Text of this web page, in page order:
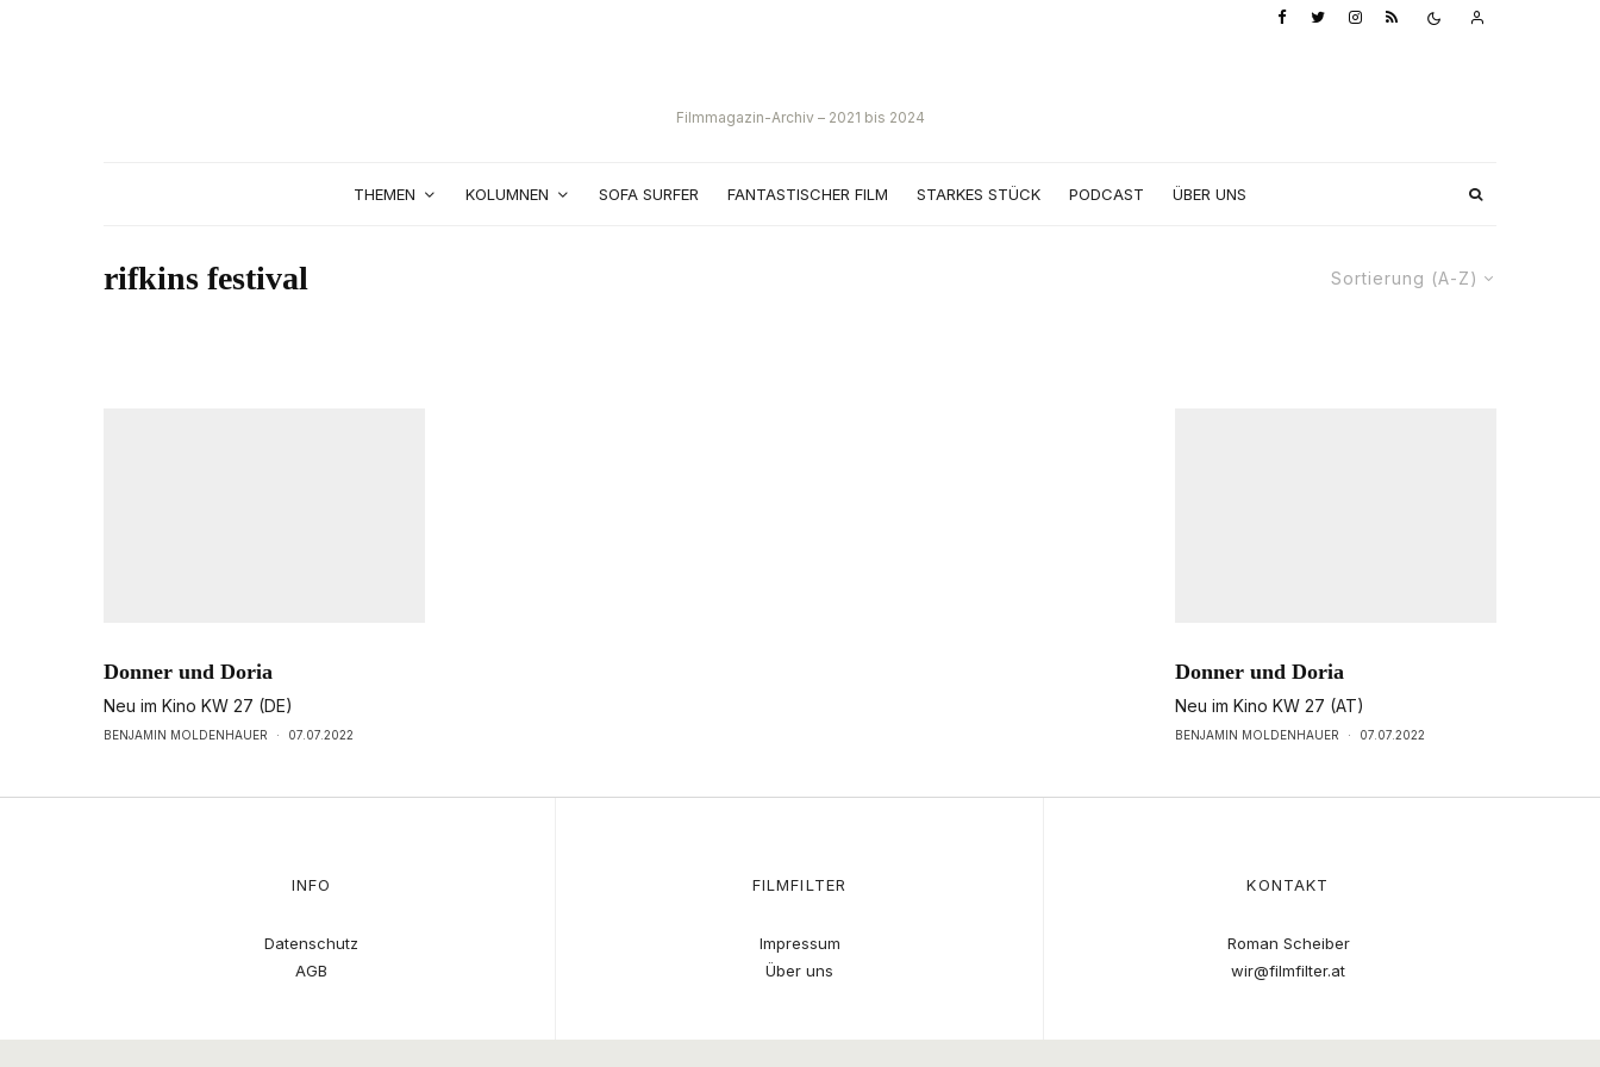
Filmmagazin-Archiv – 2021 bis 2024
THEMEN KOLUMNEN SOFA SURFER FANTASTISCHER FILM STARKES STÜCK PODCAST ÜBER UNS
Sortierung (A-Z)
rifkins festival
Donner und Doria
Neu im Kino KW 27 (DE)
BENJAMIN MOLDENHAUER · 07.07.2022
Donner und Doria
Neu im Kino KW 27 (AT)
BENJAMIN MOLDENHAUER · 07.07.2022
INFO
Datenschutz
AGB
FILMFILTER
Impressum
Über uns
KONTAKT
Roman Scheiber
wir@filmfilter.at